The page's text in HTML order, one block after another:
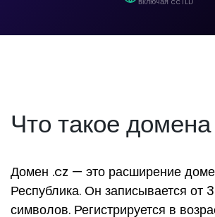
Что такое
Домен .cz — это расширение
Республика. Он записывается от
символов. Регистрируется в